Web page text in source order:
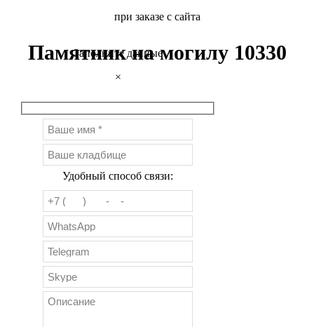
при заказе с сайта
Памятник на могилу 10330
Заполните данные
×
Удобный способ связи: